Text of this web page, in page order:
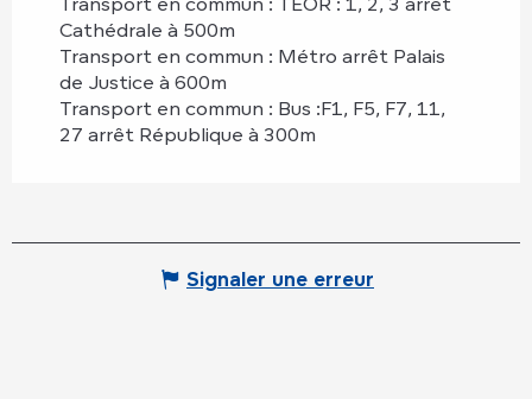
Cathédrale à 500m
Transport en commun : Métro arrêt Palais
de Justice à 600m
Transport en commun : Bus :F1, F5, F7, 11,
27 arrêt République à 300m
Signaler une erreur